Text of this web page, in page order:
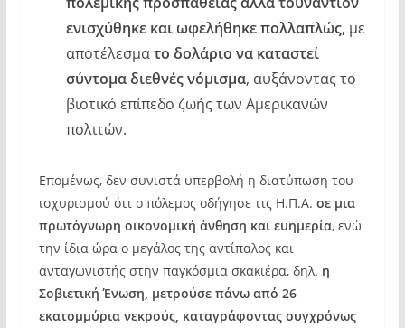
ενισχύθηκε και ωφελήθηκε πολλαπλώς, με
αποτέλεσματο δολάριο να καταστεί
σύντομα διεθνές νόμισμα, αυξάνοντας το
βιοτικό επίπεδο ζωής των Αμερικανών
πολιτών.
Επομένως, δεν συνιστά υπερβολή η διατύπωση του
ισχυρισμού ότι ο πόλεμος οδήγησε τις Η.Π.Α. σε μια
πρωτόγνωρη οικονομική άνθηση και ευημερία, ενώ
την ίδια ώρα ο μεγάλος της αντίπαλος και
ανταγωνιστής στην παγκόσμια σκακιέρα, δηλ. η
Σοβιετική Ένωση, μετρούσε πάνω από 26
εκατομμύρια νεκρούς, καταγράφοντας συγχρόνως